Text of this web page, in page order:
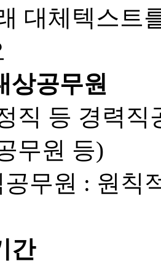
상공무원
직 등 경력
무원 등)
무원 : 원칙
간